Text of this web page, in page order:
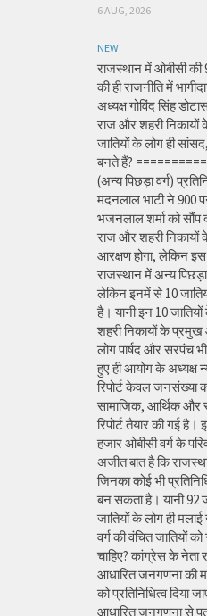
6 AUG, 2026
NEW
राजस्थान में ओबीसी की
की ही राजनीति में
अध्यक्ष गोविंद सिंह
राज और शहरी निकायों
जातियों के लोग ही
बनते हैं?
(अन्य पिछड़ा वर्ग)
मदनलाल भाटी ने 900
भजनलाल शर्मा को सौंप
राज और शहरी निकायों
आरक्षण होगा, लेकिन इस
राजस्थान में अन्य पिछड़ा
लेकिन इनमें से 10
है। यानी इन 10
शहरी निकायों के
लोग पार्षद और सरपंच
हुए ही आयोग के अध्यक्ष
रिपोर्ट केवल जनसंख्या
सामाजिक, आर्थिक और
रिपोर्ट तैयार की गई
हजार ओबीसी वर्ग के
अजीत बात है कि
जिनका कोई भी
बन सकता है। यानी 92
जातियों के लोग ही
वर्ग की वंचित जातियों
चाहिए? कांग्रेस के नेता
आधारित जनगणना की
को प्रतिनिधित्व दिया
आधारित जनगणना से